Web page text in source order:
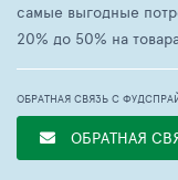
самые выгодные
20% до 50% на
ОБРАТНАЯ СВЯЗЬ С
ОБРАТНАЯ